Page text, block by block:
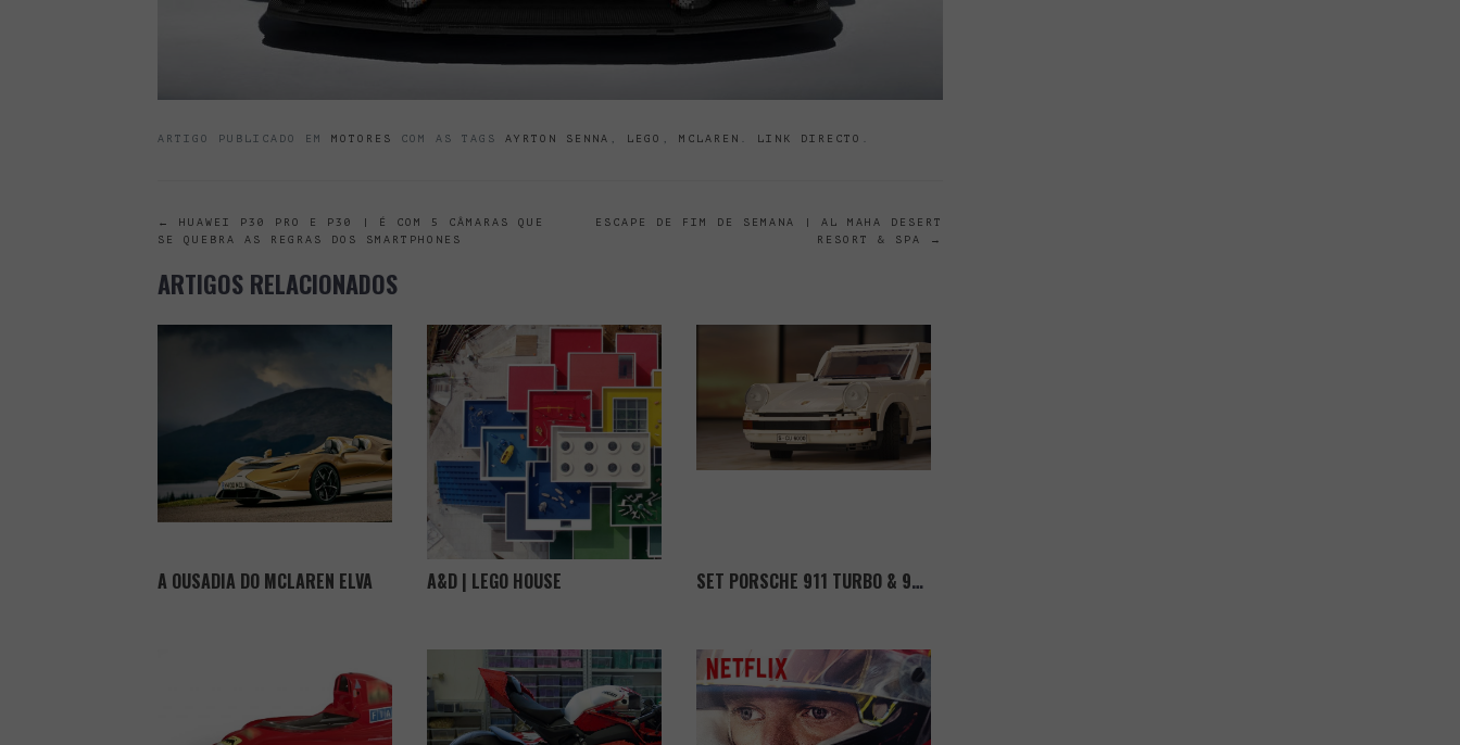
ARTIGO PUBLICADO EM MOTORES COM AS TAGS AYRTON SENNA LEGO MCLAREN LINK DIRECTO
POST
NAVIGATION
←
HUAWEI P30 PRO E P30 | É COM 5 CÂMARAS QUE
SE QUEBRA AS REGRAS DOS SMARTPHONES
ESCAPE DE FIM DE SEMANA | AL MAHA DESERT
RESORT & SPA
→
ARTIGOS RELACIONADOS
A OUSADIA DO MCLAREN ELVA A&D | LEGO HOUSE SET PORSCHE 911 TURBO & 911 TARGA DA LEGO